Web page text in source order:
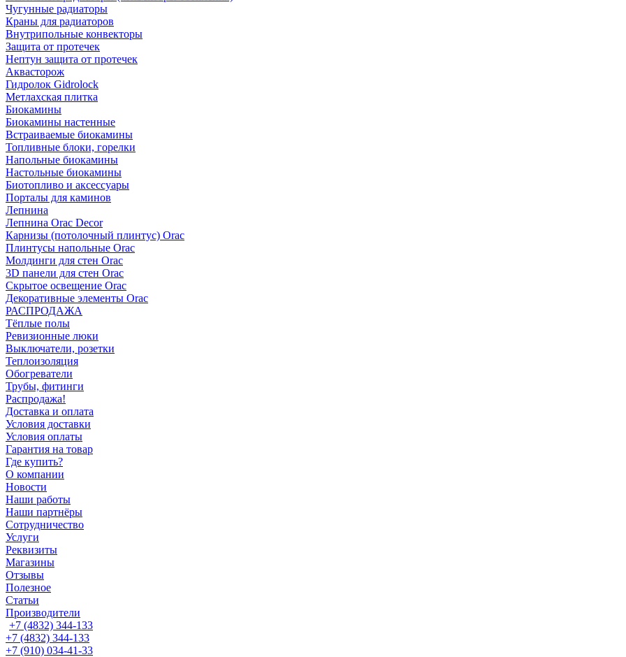
Чугунные радиаторы
Краны для радиаторов
Внутрипольные конвекторы
Защита от протечек
Нептун защита от протечек
Аквасторож
Гидролок Gidrolock
Метлахская плитка
Биокамины
Биокамины настенные
Встраиваемые биокамины
Топливные блоки, горелки
Напольные биокамины
Настольные биокамины
Биотопливо и аксессуары
Порталы для каминов
Лепнина
Лепнина Orac Decor
Карнизы (потолочный плинтус) Orac
Плинтусы напольные Orac
Молдинги для стен Orac
3D панели для стен Orac
Скрытое освещение Orac
Декоративные элементы Orac
РАСПРОДАЖА
Тёплые полы
Ревизионные люки
Выключатели, розетки
Теплоизоляция
Обогреватели
Трубы, фитинги
Распродажа!
Доставка и оплата
Условия доставки
Условия оплаты
Гарантия на товар
Где купить?
О компании
Новости
Наши работы
Наши партнёры
Сотрудничество
Услуги
Реквизиты
Магазины
Отзывы
Полезное
Статьи
Производители
+7 (4832) 344-133
+7 (4832) 344-133
+7 (910) 034-41-33